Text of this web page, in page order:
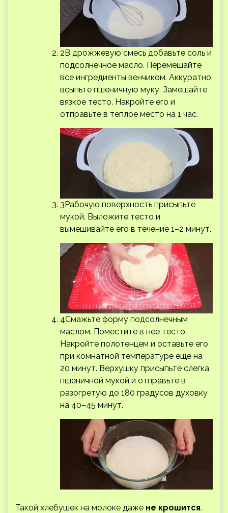
2В дрожжевую смесь добавьте соль и
подсолнечное масло. Перемешайте
все ингредиенты венчиком. Аккуратно
всыпьте пшеничную муку. Замешайте
вязкое тесто. Накройте его и
отправьте в теплое место на 1 час.
3Рабочую поверхность присыпьте
мукой. Выложите тесто и
вымешивайте его в течение 1–2 минут.
4Смажьте форму подсолнечным
маслом. Поместите в нее тесто.
Накройте полотенцем и оставьте его
при комнатной температуре еще на
20 минут. Верхушку присыпьте слегка
пшеничной мукой и отправьте в
разогретую до 180 градусов духовку
на 40–45 минут.
Такой хлебушек на молоке даже не крошится.